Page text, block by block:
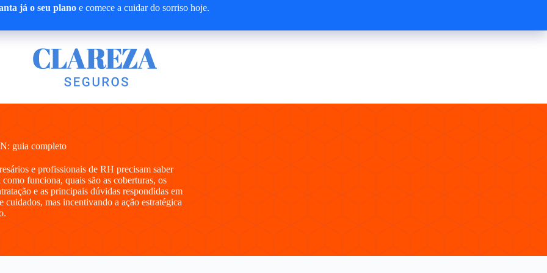
já o seu planoe comece a cuidar do sorriso hoje.
guia completo
e profissionais de RH precisam saber
funciona, quais são as coberturas, os
e as principais dúvidas respondidas em
mas incentivando a ação estratégica